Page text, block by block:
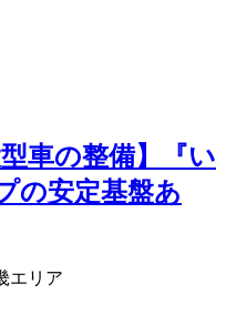
車の整備】『い
の安定基盤あ
エリア